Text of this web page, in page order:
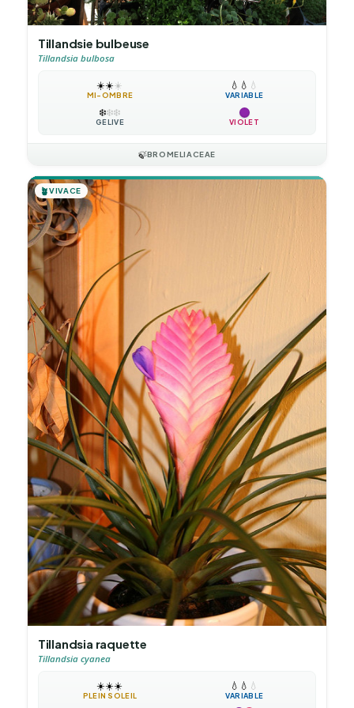
Tillandsie bulbeuse
Tillandsia bulbosa
☀️☀️☀️
MI-OMBRE
💧 💧 💧
VARIABLE
❄️❄️❄️
GÉLIVE VIOLET
🍃BROMELIACEAE
🪴VIVACE
Tillandsia raquette
Tillandsia cyanea
☀️☀️☀️
PLEIN SOLEIL
💧 💧 💧
VARIABLE